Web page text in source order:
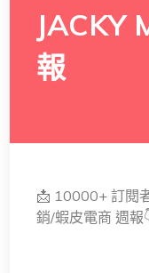
JACKY
報
📩 10000+ 訂閱
銷/蝦皮電商 週報